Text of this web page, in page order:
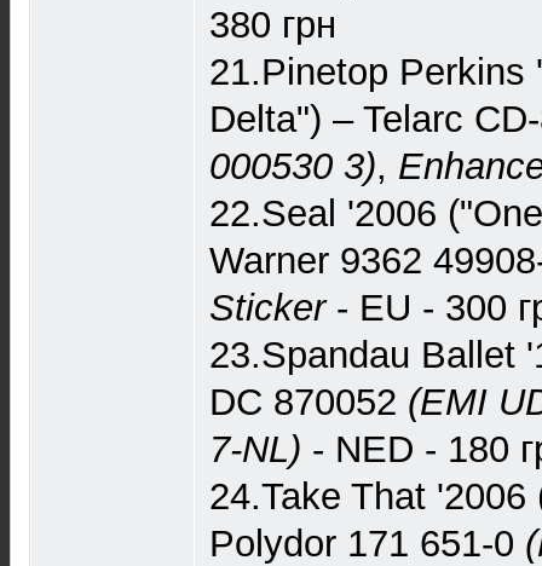
380 грн
21.Pinetop Perkins
Delta") – Telarc
000530 3),
22.Seal '2006
Warner 9362
Sticker- EU - 300
23.Spandau Ballet
DC 870052 (EMI
7-NL) - NED - 180
24.Take That
Polydor 171 651-0